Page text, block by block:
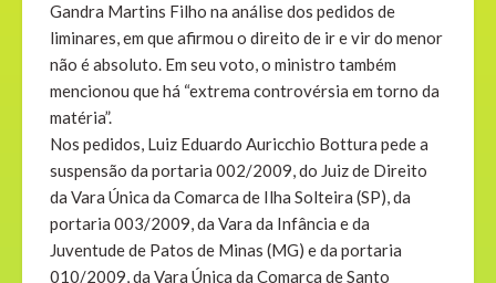
Gandra Martins Filho na análise dos pedidos de
liminares, em que afirmou o direito de ir e vir do menor
não é absoluto. Em seu voto, o ministro também
mencionou que há “extrema controvérsia em torno da
matéria”.
Nos pedidos, Luiz Eduardo Auricchio Bottura pede a
suspensão da portaria 002/2009, do Juiz de Direito
da Vara Única da Comarca de Ilha Solteira (SP), da
portaria 003/2009, da Vara da Infância e da
Juventude de Patos de Minas (MG) e da portaria
010/2009, da Vara Única da Comarca de Santo